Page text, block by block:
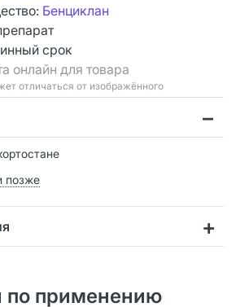
Бенциклан
срок
онлайн для товара
отличаться от изображённого
позже
по применению